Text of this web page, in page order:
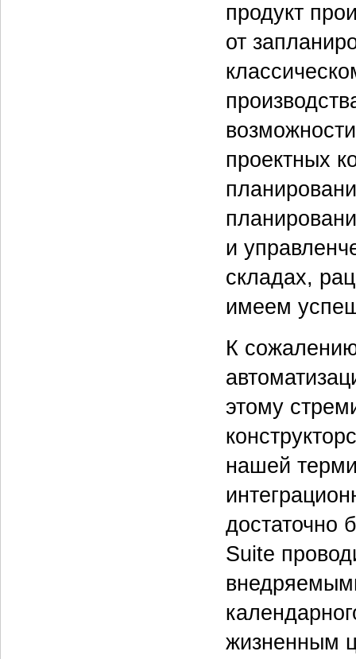
продукт
от
проектных
и
складах,
имеем
К
этому
нашей
достаточно
Suite
жизненным